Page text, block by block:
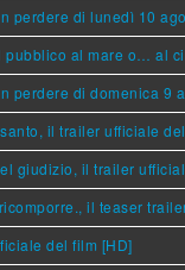
perdere di lunedì 10
pubblico al mare o… al
perdere di domenica 9
il trailer ufficiale
giudizio, il trailer
il teaser
del film [HD]